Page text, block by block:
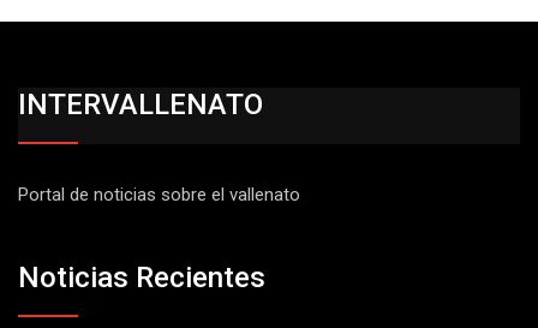
INTERVALLENATO
Portal de noticias sobre el vallenato
Noticias Recientes